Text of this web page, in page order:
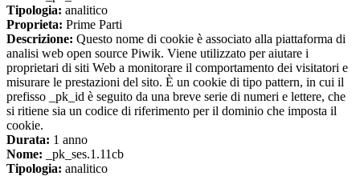
Tipologia: analitico
Proprieta: Prime Parti
Descrizione: Questo nome di cookie è associato alla piattaforma di
analisi web open source Piwik. Viene utilizzato per aiutare i
proprietari di siti Web a monitorare il comportamento dei visitatori e
misurare le prestazioni del sito. È un cookie di tipo pattern, in cui il
prefisso _pk_id è seguito da una breve serie di numeri e lettere, che
si ritiene sia un codice di riferimento per il dominio che imposta il
cookie.
Durata: 1 anno
Nome: _pk_ses.1.11cb
Tipologia: analitico